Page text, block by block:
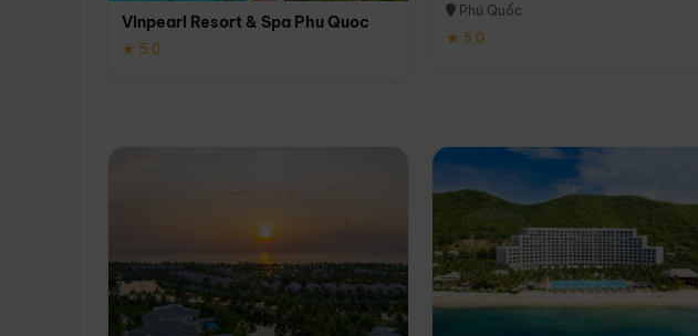
Vinpearl Resort & Spa Phu Quoc
★ 5.0
Phú Quốc
★ 5.0